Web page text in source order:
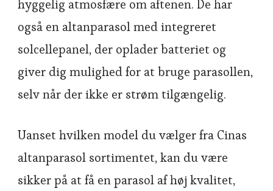
hyggelig atmosfære om aftenen. De har
også en altanparasol med integreret
solcellepanel, der oplader batteriet og
giver dig mulighed for at bruge parasollen,
selv når der ikke er strøm tilgængelig.
Uanset hvilken model du vælger fra Cinas
altanparasol sortimentet, kan du være
sikker på at få en parasol af høj kvalitet,